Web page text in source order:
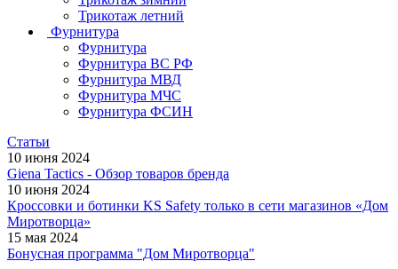
Трикотаж летний
Фурнитура
Фурнитура
Фурнитура ВС РФ
Фурнитура МВД
Фурнитура МЧС
Фурнитура ФСИН
Статьи
10 июня 2024
Giena Tactics - Обзор товаров бренда
10 июня 2024
Кроссовки и ботинки KS Safety только в сети магазинов «Дом
Миротворца»
15 мая 2024
Бонусная программа "Дом Миротворца"